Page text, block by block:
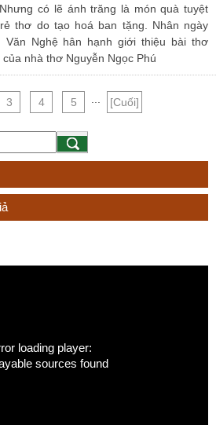
có lẽ ánh trăng là món quà tuyệt
thơ do tạo hoá ban tặng. Nhân ngày
Văn Nghệ hân hạnh giới thiệu bài thơ
nhà thơ Nguyễn Ngọc Phú
3 4 5 [Cuối]
loading player:
sources found